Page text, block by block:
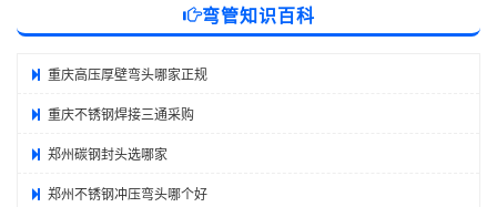
弯管知识百科
重庆高压厚壁弯头哪家正规
重庆不锈钢焊接三通采购
郑州碳钢封头选哪家
郑州不锈钢冲压弯头哪个好